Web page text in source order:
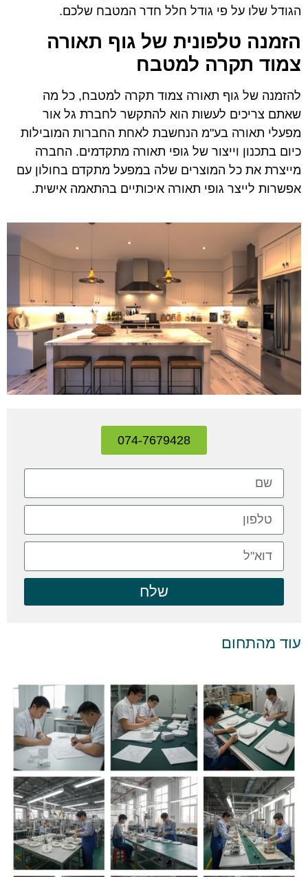
הגודל שלו על פי גודל חלל חדר המטבח שלכם.
הזמנה טלפונית של גוף תאורה
צמוד תקרה למטבח
להזמנה של גוף תאורה צמוד תקרה למטבח, כל מה
שאתם צריכים לעשות הוא להתקשר לחברת גל אור
מפעלי תאורה בע"מ הנחשבת לאחת החברות המובילות
כיום בתכנון וייצור של גופי תאורה מתקדמים. החברה
מייצרת את כל המוצרים שלה במפעל מתקדם בחולון עם
אפשרות לייצר גופי תאורה איכותיים בהתאמה אישית.
074-7679428
שלח
עוד מהתחום